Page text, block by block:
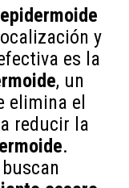
y
es la
, un
elimina el
reducir la
.